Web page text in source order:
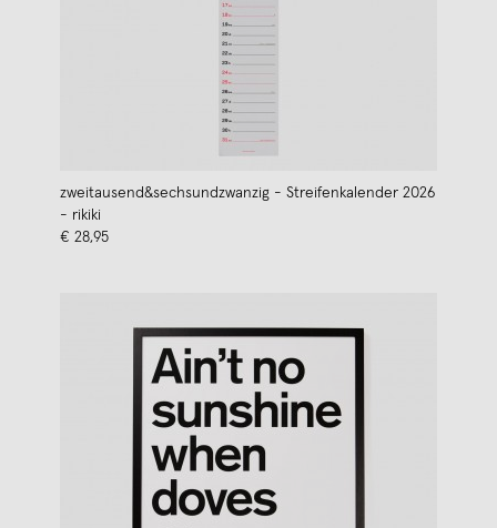
zweitausend&sechsundzwanzig - Streifenkalender 2026
- rikiki
€ 28,95